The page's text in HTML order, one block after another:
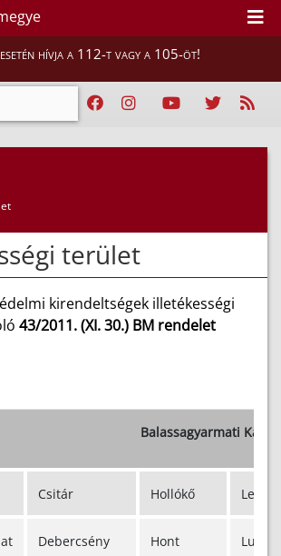
hívja a 112-t vagy a 105-öt!
terület
terület
kirendeltségek illetékességi
43/2011. (XI. 30.) BM rendelet
Balassagyarmati
Csitár Hollókő
Debercsény Hont